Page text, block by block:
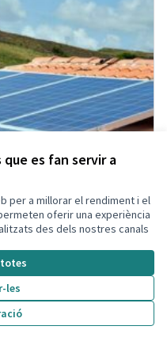
es fan servir a
per a millorar el rendiment i el
oferir una experiència
des dels nostres canals
les
Acceptada